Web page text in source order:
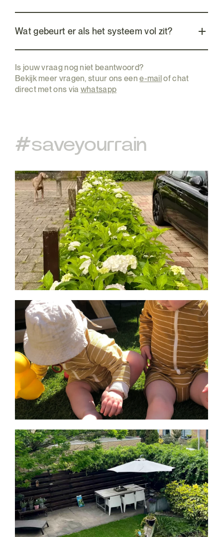
Wat gebeurt er als het systeem vol zit?
Is jouw vraag nog niet beantwoord?
Bekijk meer vragen, stuur ons eene-mail of chat
direct met ons via whatsapp
#saveyourrain